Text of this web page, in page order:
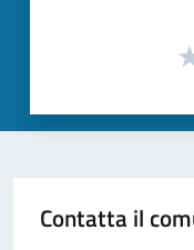
Contatta il